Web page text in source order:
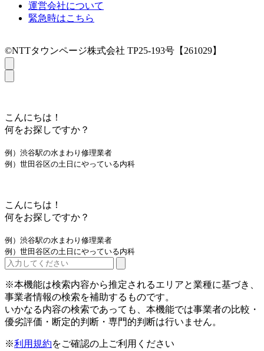
運営会社について
緊急時はこちら
©NTTタウンページ株式会社 TP25-193号【261029】
こんにちは！
何をお探しですか？
例）渋谷駅の水まわり修理業者
例）世田谷区の土日にやっている内科
こんにちは！
何をお探しですか？
例）渋谷駅の水まわり修理業者
例）世田谷区の土日にやっている内科
※本機能は検索内容から推定されるエリアと業種に基づき、
事業者情報の検索を補助するものです。
いかなる内容の検索であっても、本機能では事業者の比較・
優劣評価・断定的判断・専門的判断は行いません。
※利用規約をご確認の上ご利用ください